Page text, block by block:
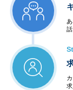
・電子回路設計・
◆アウトソーシン
＜システム運用保
・業務運用
・オペレーション
・ネットワーク管理
・ファシリティ管理
・ヘルプデスク